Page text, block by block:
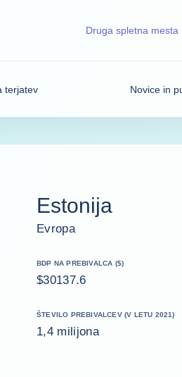
terjatev Novice in
Druga spletna mesta
Estonija
Evropa
BDP NA PREBIVALCA ($)
$30137.6
ŠTEVILO PREBIVALCEV (V LETU 2021)
1,4 milijona